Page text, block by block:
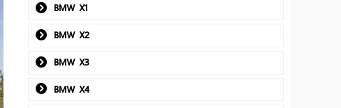
BMW X1
BMW X2
BMW X3
BMW X4